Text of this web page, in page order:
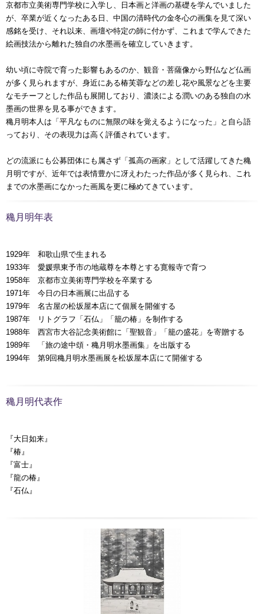
京都市立美術専門学校に入学し、日本画と洋画の基礎を学んでいました
が、卒業が近くなったある日、中国の清時代の金冬心の画集を見て深い
感銘を受け、それ以来、画壇や特定の師に付かず、これまで学んできた
絵画技法から離れた独自の水墨画を確立していきます。
幼い頃に寺院で育った影響もあるのか、観音・菩薩像から野仏など仏画
が多く見られますが、身近にある椿芙蓉などの差し花や風景などを主要
なモチーフとした作品も展開しており、濃淡による潤いのある独自の水
墨画の世界を見る事ができます。
穐月明本人は「平凡なものに無限の味を覚えるようになった」と自ら語
っており、その表現力は高く評価されています。
どの流派にも公募団体にも属さず「孤高の画家」として活躍してきた穐
月明ですが、近年では表情豊かに冴えわたった作品が多く見られ、これ
までの水墨画になかった画風を更に極めてきています。
穐月明年表
1929年 和歌山県で生まれる
1933年 愛媛県東予市の地蔵尊を本尊とする寛報寺で育つ
1958年 京都市立美術専門学校を卒業する
1971年 今日の日本画展に出品する
1979年 名古屋の松坂屋本店にて個展を開催する
1987年 リトグラフ「石仏」「籠の椿」を制作する
1988年 西宮市大谷記念美術館に「聖観音」「籠の盛花」を寄贈する
1989年 「旅の途中頌・穐月明水墨画集」を出版する
1994年 第9回穐月明水墨画展を松坂屋本店にて開催する
穐月明代表作
『大日如来』
『椿』
『富士』
『龍の椿』
『石仏』